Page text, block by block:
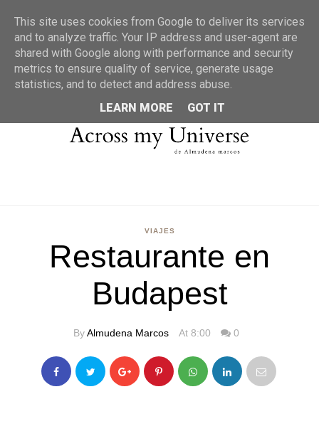
MENU
VIAJES
Restaurante en
Budapest
ByAlmudena Marcos At 8:00 0
This site uses cookies from Google to deliver its services
and to analyze traffic. Your IP address and user-agent are
shared with Google along with performance and security
metrics to ensure quality of service, generate usage
statistics, and to detect and address abuse.
LEARN MORE
GOT IT